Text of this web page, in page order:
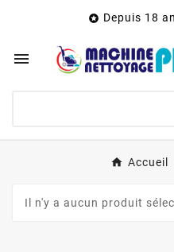
 Depuis 18

Accueil
Il n'y a aucun produit